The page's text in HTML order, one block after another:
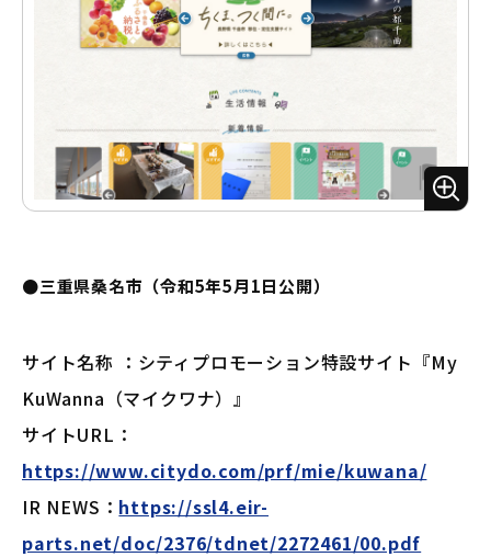
ズ
ー
●三重県桑名市（令和5年5月1日公開）
サイト名称 ：シティプロモーション特設サイト『My
KuWanna（マイクワナ）』
サイトURL：
https://www.citydo.com/prf/mie/kuwana/
IR NEWS： https://ssl4.eir-
parts.net/doc/2376/tdnet/2272461/00.pdf